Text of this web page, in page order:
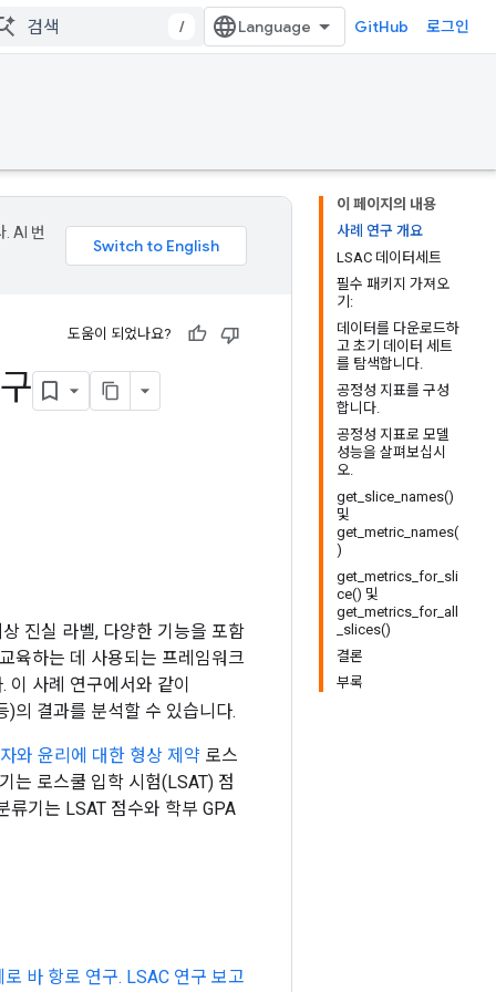
/ GitHub 로그인
이 페이지의 내용
사례 연구 개요
LSAC 데이터세트
필수 패키지 가져오
기:
데이터를 다운로드하
고 초기 데이터 세트
를 탐색합니다.
공정성 지표를 구성
합니다.
공정성 지표로 모델
성능을 살펴보십시
오.
get_slice_names()
및
get_metric_names(
)
get_metrics_for_sli
ce() 및
get_metrics_for_all
_slices()
결론
부록
. AI 번
도움이 되었나요?
진실 라벨, 다양한 기능을 포함
육하는 데 사용되는 프레임워크
사례 연구에서와 같이
의 결과를 분석할 수 있습니다.
와 윤리에 대한 형상 제약 로스
는 로스쿨 입학 시험(LSAT) 점
류기는 LSAT 점수와 학부 GPA
바 항로 연구. LSAC 연구 보고